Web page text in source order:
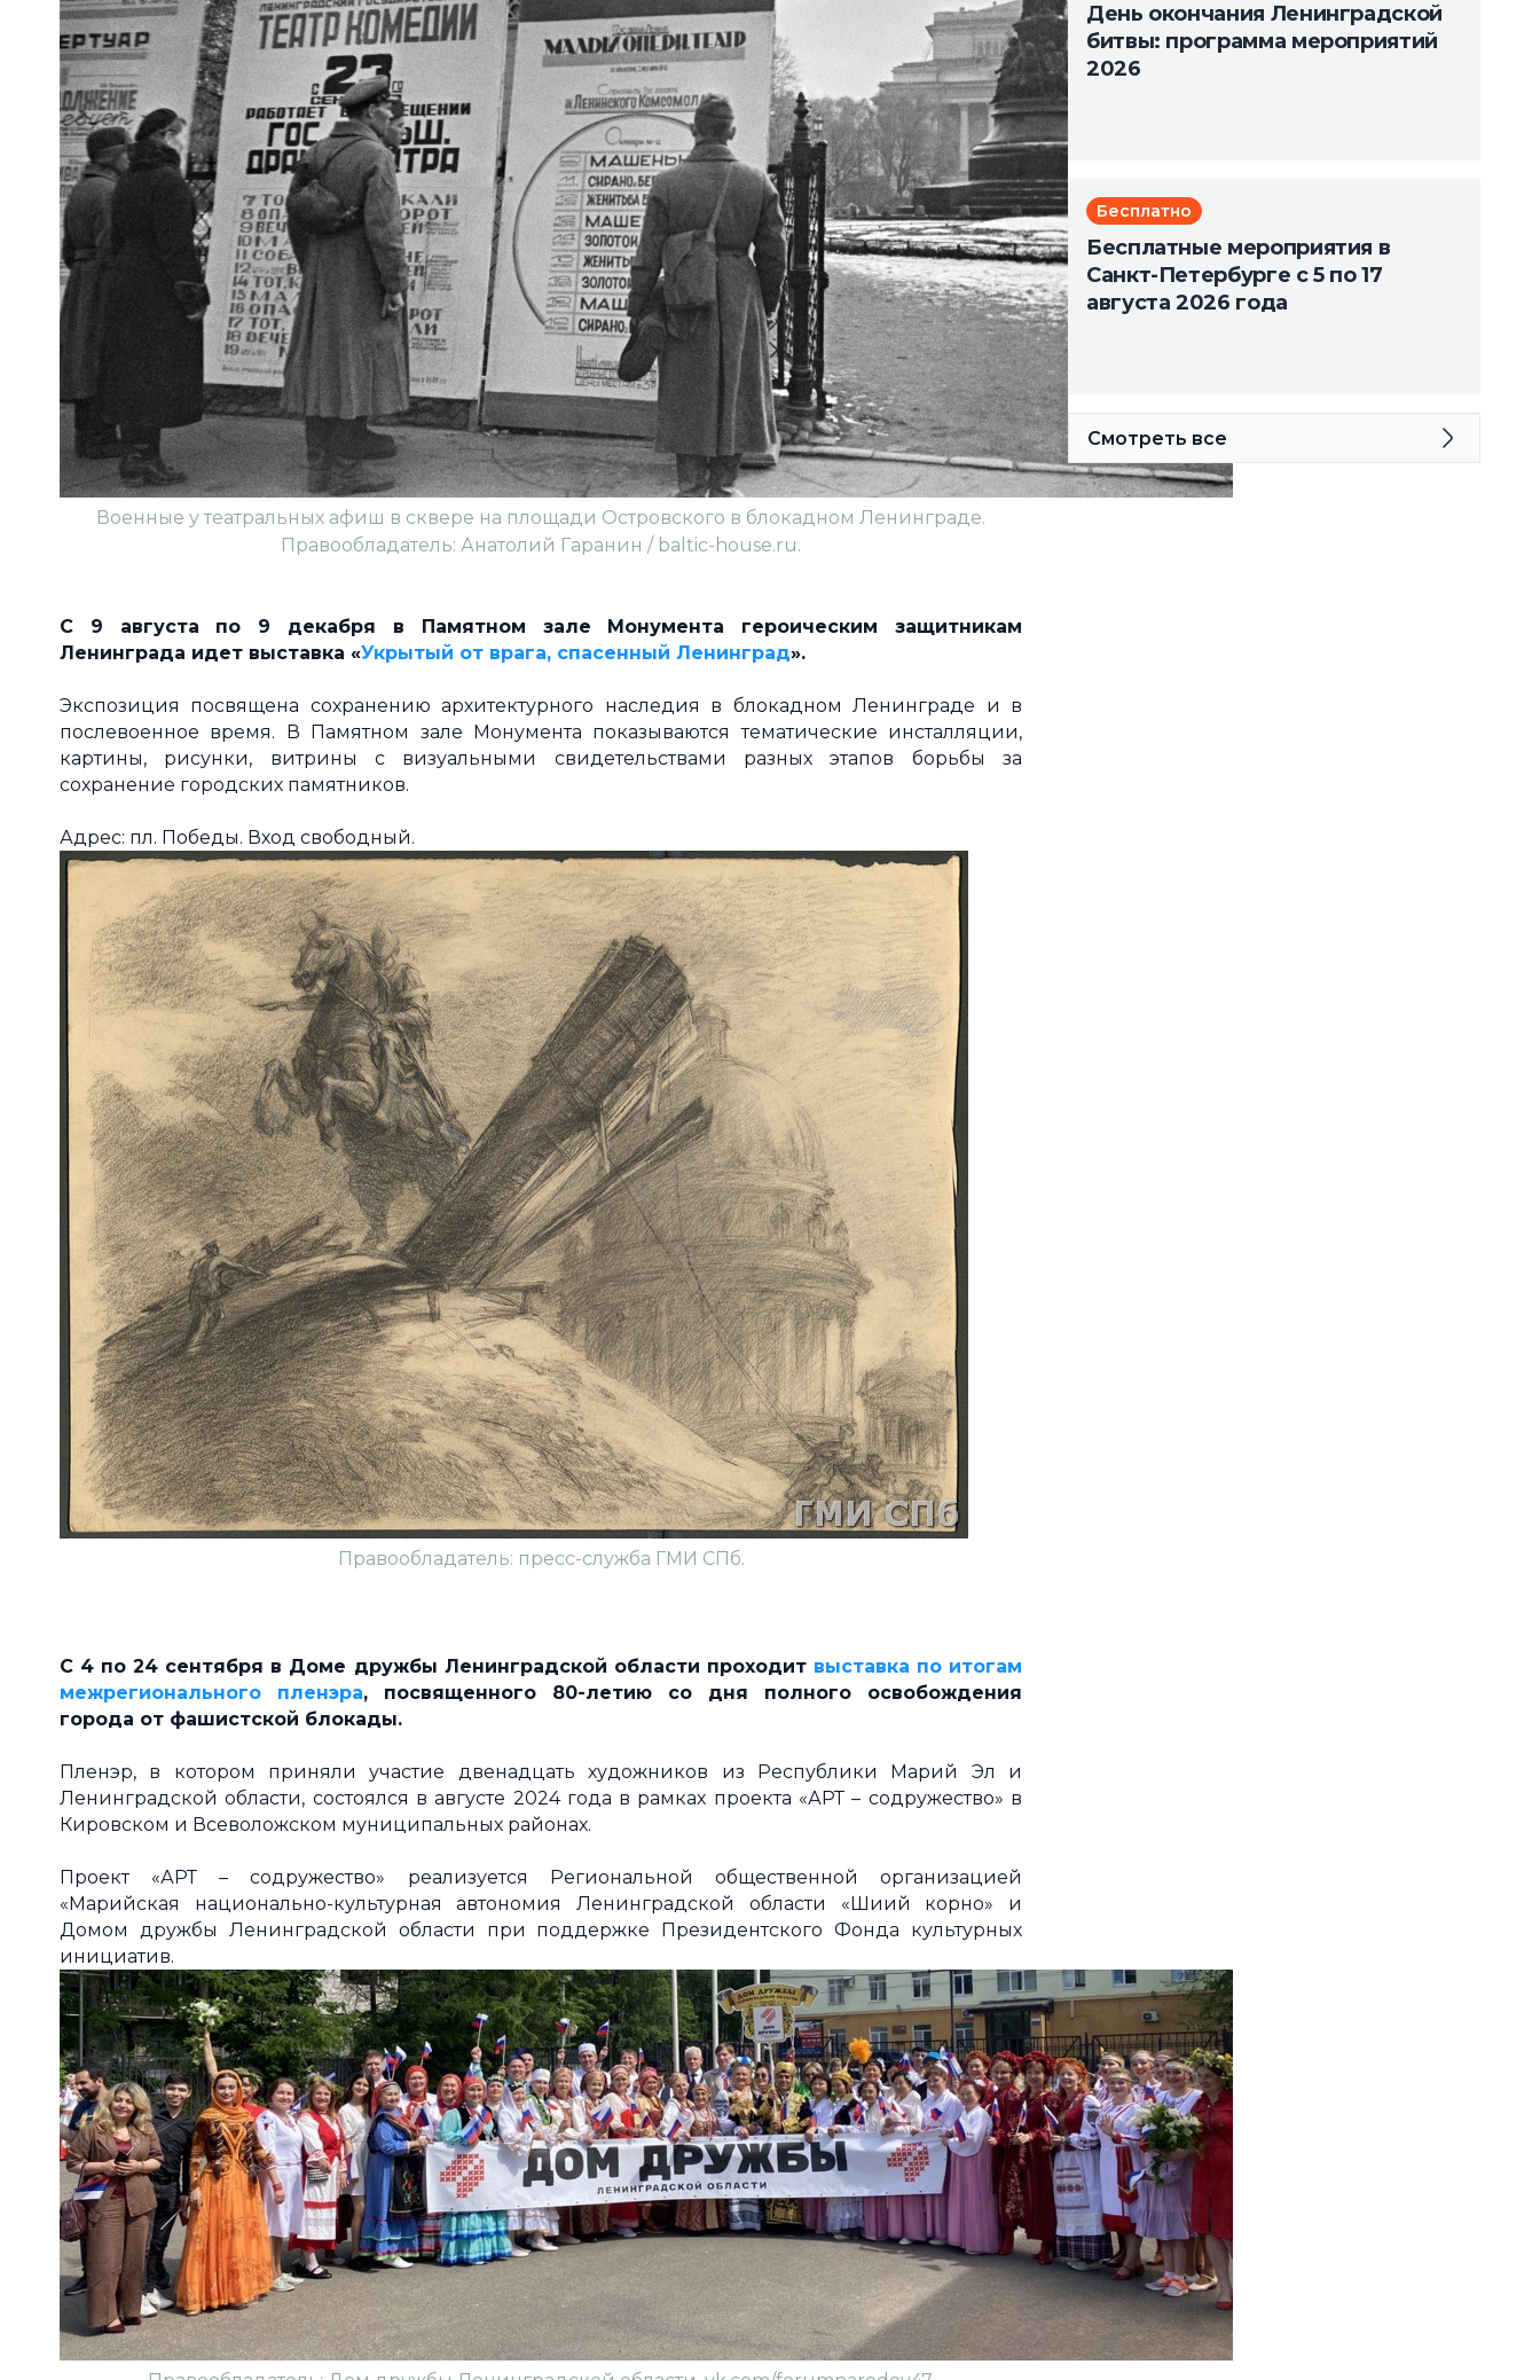
Военные у театральных афиш в сквере на площади Островского в блокадном Ленинграде.
Правообладатель: Анатолий Гаранин / baltic-house.ru.
С 9 августа по 9 декабря в Памятном зале Монумента героическим защитникам
Ленинграда идет выставка «Укрытый от врага, спасенный Ленинград».
Экспозиция посвящена сохранению архитектурного наследия в блокадном Ленинграде и в
послевоенное время. В Памятном зале Монумента показываются тематические инсталляции,
картины, рисунки, витрины с визуальными свидетельствами разных этапов борьбы за
сохранение городских памятников.
Адрес: пл. Победы. Вход свободный.
Правообладатель: пресс-служба ГМИ СПб.
С 4 по 24 сентября в Доме дружбы Ленинградской области проходит выставка по итогам
межрегионального пленэра, посвященного 80-летию со дня полного освобождения
города от фашистской блокады.
Пленэр, в котором приняли участие двенадцать художников из Республики Марий Эл и
Ленинградской области, состоялся в августе 2024 года в рамках проекта «АРТ – содружество» в
Кировском и Всеволожском муниципальных районах.
Проект «АРТ – содружество» реализуется Региональной общественной организацией
«Марийская национально-культурная автономия Ленинградской области «Шиий корно» и
Домом дружбы Ленинградской области при поддержке Президентского Фонда культурных
инициатив.
День окончания Ленинградской
битвы: программа мероприятий
2026
Бесплатно
Бесплатные мероприятия в
Санкт-Петербурге с 5 по 17
августа 2026 года
Смотреть все